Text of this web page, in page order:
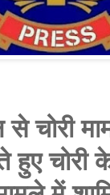
चोरी
हुए चोरी